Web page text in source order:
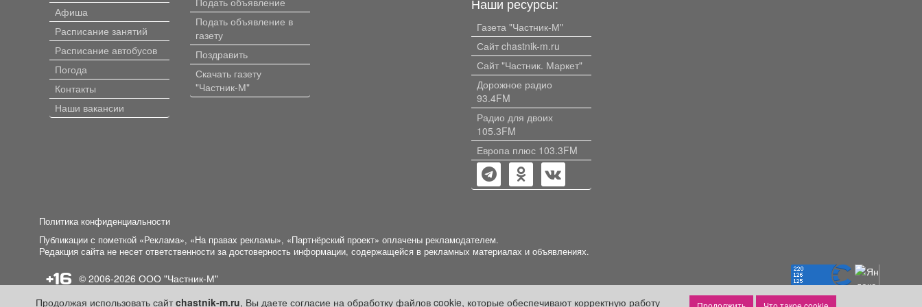
Продолжая использовать сайтchastnik-m.ru, Вы даете согласие на обработку файлов cookie, которые обеспечивают корректную работу
Афиша
Расписание занятий
Расписание автобусов
Погода
Контакты
Наши вакансии
Подать объявление в
газету
Поздравить
Скачать газету
"Частник-М"
Газета "Частник-М"
Сайт chastnik-m.ru
Сайт "Частник. Маркет"
Дорожное радио
93.4FM
Радио для двоих
105.3FM
Европа плюс 103.3FM
Политика конфиденциальности
Публикации с пометкой «Реклама», «На правах рекламы», «Партнёрский проект» оплачены рекламодателем.
Редакция сайта не несет ответственности за достоверность информации, содержащейся в рекламных материалах и объявлениях.
+16 © 2006-2026 ООО "Частник-М"